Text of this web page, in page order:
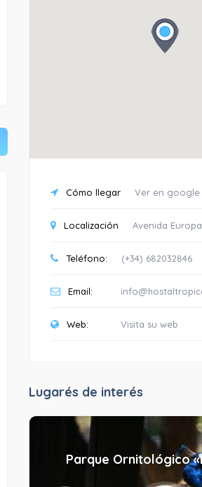
Cómo llegar Ver en google
Localización Avenida
Teléfono: (+34) 682032846
Email:
Web: Visita su web
Lugarés de interés
Parque Ornitológico